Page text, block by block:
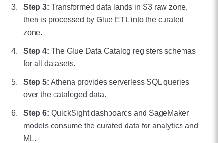
Step 3: Transformed data lands in S3 raw zone,
then is processed by Glue ETL into the curated
zone.
Step 4: The Glue Data Catalog registers schemas
for all datasets.
Step 5: Athena provides serverless SQL queries
over the cataloged data.
Step 6: QuickSight dashboards and SageMaker
models consume the curated data for analytics and
ML.